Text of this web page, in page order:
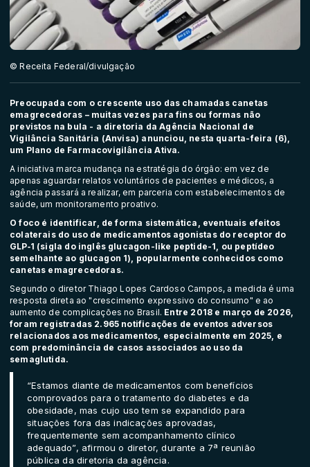
© Receita Federal/divulgação
Preocupada com o crescente uso das chamadas canetas
emagrecedoras – muitas vezes para fins ou formas não
previstos na bula - a diretoria da Agência Nacional de
Vigilância Sanitária (Anvisa) anunciou, nesta quarta-feira (6),
um Plano de Farmacovigilância Ativa.
A iniciativa marca mudança na estratégia do órgão: em vez de
apenas aguardar relatos voluntários de pacientes e médicos, a
agência passará a realizar, em parceria com estabelecimentos de
saúde, um monitoramento proativo.
O foco é identificar, de forma sistemática, eventuais efeitos
colaterais do uso de medicamentos agonistas do receptor do
GLP‑1 (sigla do inglês glucagon-like peptide-1, ou peptídeo
semelhante ao glucagon 1), popularmente conhecidos como
canetas emagrecedoras.
Segundo o diretor Thiago Lopes Cardoso Campos, a medida é uma
resposta direta ao "crescimento expressivo do consumo" e ao
aumento de complicações no Brasil. Entre 2018 e março de 2026,
foram registradas 2.965 notificações de eventos adversos
relacionados aos medicamentos, especialmente em 2025, e
com predominância de casos associados ao uso da
semaglutida.
“Estamos diante de medicamentos com benefícios
comprovados para o tratamento do diabetes e da
obesidade, mas cujo uso tem se expandido para
situações fora das indicações aprovadas,
frequentemente sem acompanhamento clínico
adequado”, afirmou o diretor, durante a 7ª reunião
pública da diretoria da agência.